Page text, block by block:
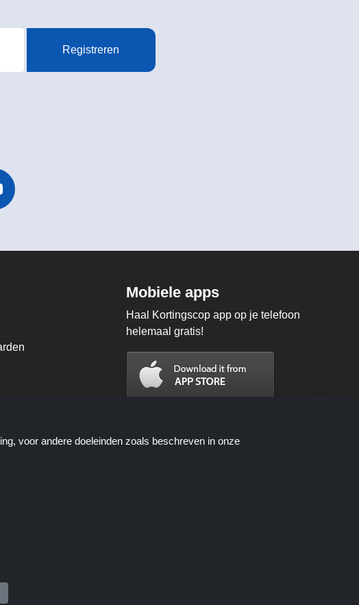
Registreren
Mobiele apps
Haal Kortingscop app op je telefoon
helemaal gratis!
worden beschikbaar gesteld door
voor andere doeleinden zoals beschreven in onze